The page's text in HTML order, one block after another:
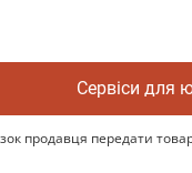
Сервіси для
продавця передати